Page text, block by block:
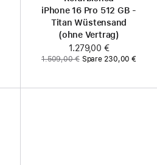
iPhone 16 Pro 512 GB -
Titan Wüstensand
(ohne Vertrag)
Jetzt
1.279,00 €
Vorher:
1.509,00 € Spare 230,00 €